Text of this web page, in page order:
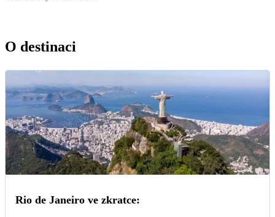
O destinaci
Rio de Janeiro ve zkratce: